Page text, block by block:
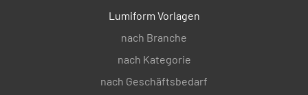
Lumiform Vorlagen
nach Branche
nach Kategorie
nach Geschäftsbedarf